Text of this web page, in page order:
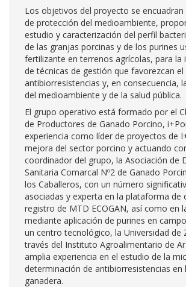
Los objetivos del proyecto se
de protección del medioambiente,
estudio y caracterización del perfil
de las granjas porcinas y de los purines
fertilizante en terrenos agrícolas, para la
de técnicas de gestión que favorezcan
antibiorresistencias y, en consecuencia,
del medioambiente y de la salud pública.
El grupo operativo está formado por el
de Productores de Ganado Porcino,
experiencia como líder de proyectos de
mejora del sector porcino y actuando
coordinador del grupo, la Asociación de
Sanitaria Comarcal Nº2 de Ganado
los Caballeros, con un número
asociadas y experta en la plataforma de
registro de MTD ECOGAN, así como en
mediante aplicación de purines en
un centro tecnológico, la Universidad de
través del Instituto Agroalimentario de
amplia experiencia en el estudio de la
determinación de antibiorresistencias en
ganadera.